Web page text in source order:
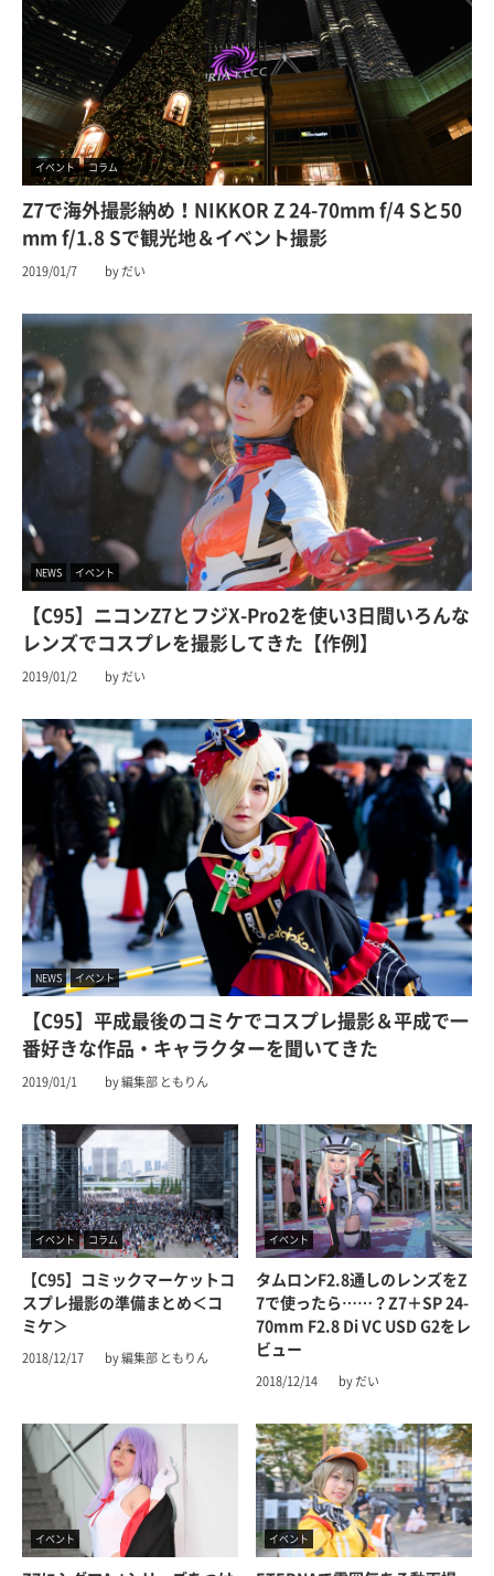
イベント コラム
Z7で海外撮影納め！NIKKOR Z 24-70mm f/4 Sと50
mm f/1.8 Sで観光地＆イベント撮影
2019/01/7 by だい
NEWS イベント
【C95】ニコンZ7とフジX-Pro2を使い3日間いろんな
レンズでコスプレを撮影してきた【作例】
2019/01/2 by だい
NEWS イベント
【C95】平成最後のコミケでコスプレ撮影＆平成で一
番好きな作品・キャラクターを聞いてきた
2019/01/1 by 編集部 ともりん
イベント コラム
【C95】コミックマーケットコ
スプレ撮影の準備まとめ＜コ
ミケ＞
2018/12/17 by 編集部 ともりん
イベント
タムロンF2.8通しのレンズをZ
7で使ったら……？Z7＋SP 24-
70mm F2.8 Di VC USD G2をレ
ビュー
2018/12/14 by だい
イベント イベント